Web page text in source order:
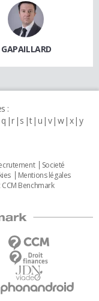
:
q r s t u v w x y
Societé
Mentions légales
Benchmark